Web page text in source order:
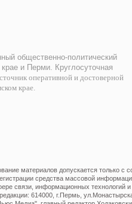
общественно-политический
и Перми. Круглосуточная
оперативной и достоверной
крае.
материалов допускается только с
средства массовой
связи, информационных технологий
614000, г.Пермь,